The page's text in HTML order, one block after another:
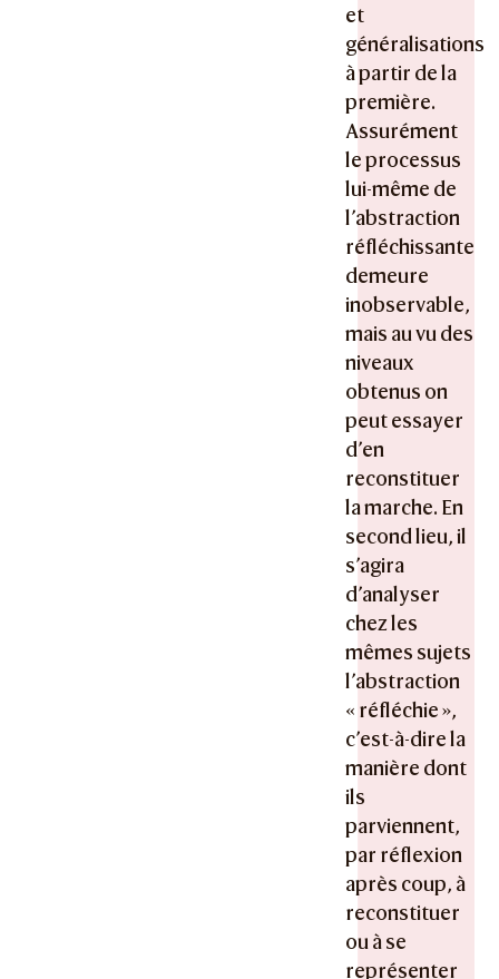
et
généralisations
à partir de la
première.
Assurément
le processus
lui-même de
l’abstraction
réfléchissante
demeure
inobservable,
mais au vu des
niveaux
obtenus on
peut essayer
d’en
reconstituer
la marche. En
second lieu, il
s’agira
d’analyser
chez les
mêmes sujets
l’abstraction
« réfléchie »,
c’est-à-dire la
manière dont
ils
parviennent,
par réflexion
après coup, à
reconstituer
ou à se
représenter